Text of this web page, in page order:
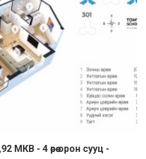
МКВ - 4 өрөө орон сууц -